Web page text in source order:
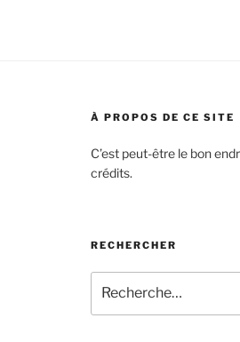
À PROPOS DE CE SITE
C’est peut-être le bon
crédits.
RECHERCHER
pour
: